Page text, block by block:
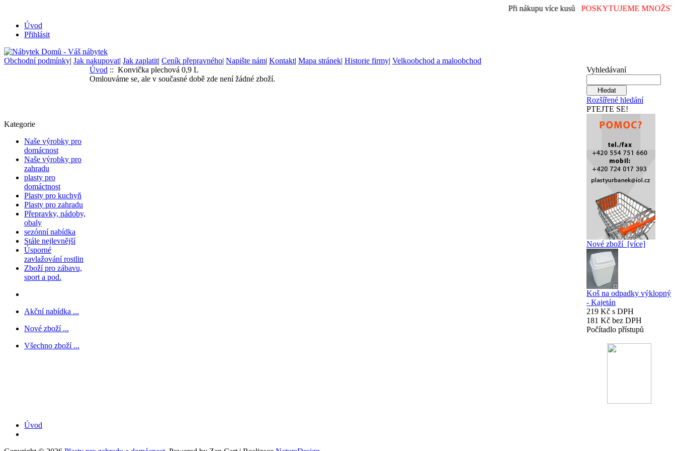
Při nákupu více kusů POSKYTUJEME
Úvod
Přihlásit
Obchodní podmínky| Jak nakupovat| Jak zaplatit| Ceník přepravného| Napište nám| Kontakt| Mapa stránek| Historie firmy| Velkoobchod a maloobchod
Kategorie
Naše výrobky pro
domácnost
Naše výrobky pro
zahradu
plasty pro
domáctnost
Plasty pro kuchyň
Plasty pro zahradu
Přepravky, nádoby,
obaly
sezónní nabídka
Stále nejlevnější
Úsporné
zavlažování rostlin
Zboží pro zábavu,
sport a pod.
Akční nabídka ...
Nové zboží ...
Všechno zboží ...
Úvod :: Konvička plechová 0,9 L
Omlouváme se, ale v současné době zde není žádné zboží.
Vyhledávaní
Rozšířené hledání
PTEJTE SE!
Nové zboží [více]
Koš na odpadky výklopný
- Kajetán
219 Kč s DPH
181 Kč bez DPH
Počítadlo přístupů
Úvod